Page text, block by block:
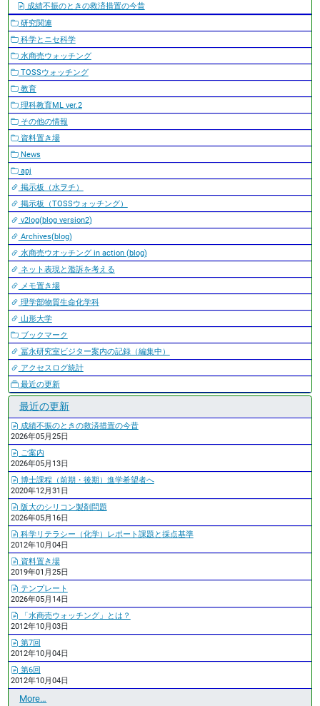
成績不振のときの救済措置の今昔
研究関連
科学とニセ科学
水商売ウォッチング
TOSSウォッチング
教育
理科教育ML ver.2
その他の情報
資料置き場
News
apj
掲示板（水ヲチ）
掲示板（TOSSウォッチング）
v2log(blog version2)
Archives(blog)
水商売ウオッチング in action (blog)
ネット表現と濫訴を考える
メモ置き場
理学部物質生命化学科
山形大学
ブックマーク
冨永研究室ビジター案内の記録（編集中）
アクセスログ統計
最近の更新
最近の更新
成績不振のときの救済措置の今昔
2026年05月25日
ご案内
2026年05月13日
博士課程（前期・後期）進学希望者へ
2020年12月31日
阪大のシリコン製剤問題
2026年05月16日
科学リテラシー（化学）レポート課題と採点基準
2012年10月04日
資料置き場
2019年01月25日
テンプレート
2026年05月14日
「水商売ウォッチング」とは？
2012年10月03日
第7回
2012年10月04日
第6回
2012年10月04日
最
More…